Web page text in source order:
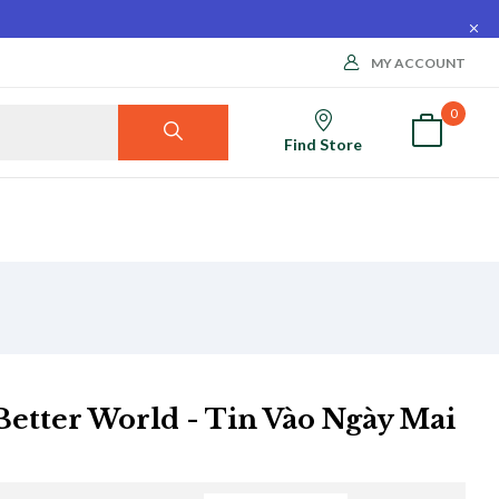
MY ACCOUNT
Find Store
0
World - Tin Vào Ngày Mai